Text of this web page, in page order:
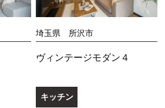
埼玉県 所沢市
ヴィンテージモダン４
キッチン